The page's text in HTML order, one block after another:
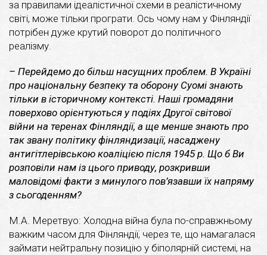
за правилами ідеалістичної схеми в реалістичному
світі, може тільки програти. Ось чому нам у Фінляндії
потрібен дуже крутий поворот до політичного
реалізму.
– Перейдемо до більш насущних проблем. В Україні
про національну безпеку та оборону Суомі знають
тільки в історичному контексті. Наші громадяни
поверхово орієнтуються у подіях Другої світової
війни на теренах Фінляндії, а ще менше знають про
так звану політику фінляндизації, насаджену
антигітлерівською коаліцією після 1945 р. Що б Ви
розповіли нам із цього приводу, розкривши
маловідомі факти з минулого пов’язавши їх напряму
з сьогоденням?
М.А. Меретвуо: Холодна війна була по-справжньому
важким часом для Фінляндії, через те, що намагалася
займати нейтральну позицію у біполярній системі, на